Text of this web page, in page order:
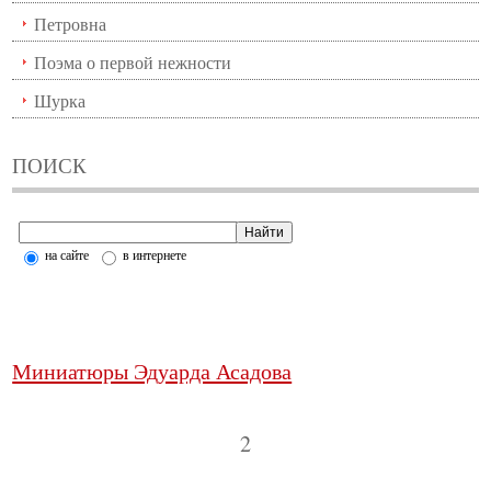
Петровна
Поэма о первой нежности
Шурка
ПОИСК
на сайте в интернете
Миниатюры Эдуарда Асадова
2